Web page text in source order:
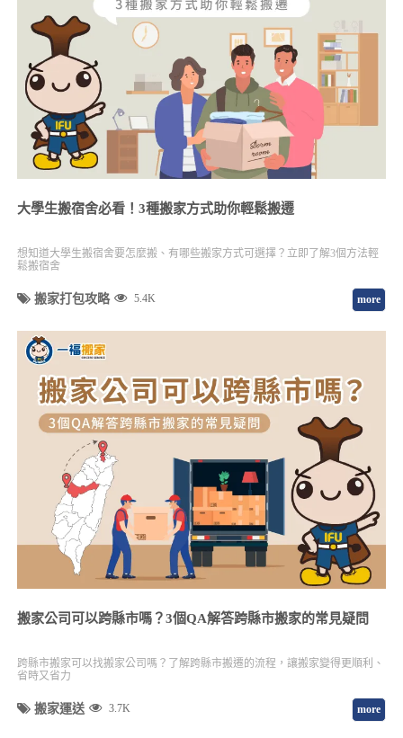
大學生搬宿舍必看！3種搬家方式助你輕鬆搬遷
想知道大學生搬宿舍要怎麼搬、有哪些搬家方式可選擇？立即了解3個方法輕
鬆搬宿舍
搬家打包攻略 5.4K more
搬家公司可以跨縣市嗎？3個QA解答跨縣市搬家的常見疑問
跨縣市搬家可以找搬家公司嗎？了解跨縣市搬遷的流程，讓搬家變得更順利、
省時又省力
搬家運送 3.7K more